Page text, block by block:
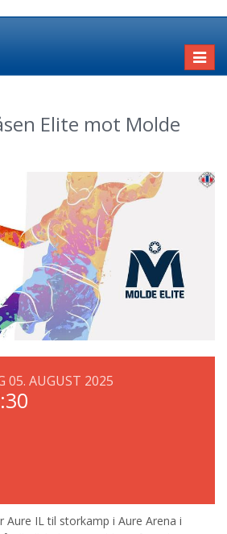
Elite mot Molde
05. AUGUST 2025
Aure IL til storkamp i Aure Arena i